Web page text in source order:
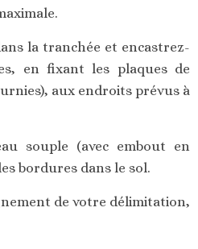
la tranchée et encastrez-
en fixant les plaques de
aux endroits prévus à
souple (avec embout en
bordures dans le sol.
de votre délimitation,